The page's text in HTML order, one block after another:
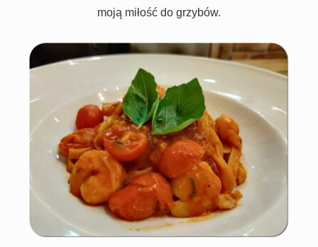
moją miłość do grzybów.